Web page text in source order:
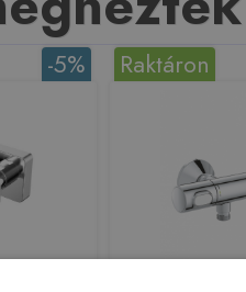
-5% Raktáron